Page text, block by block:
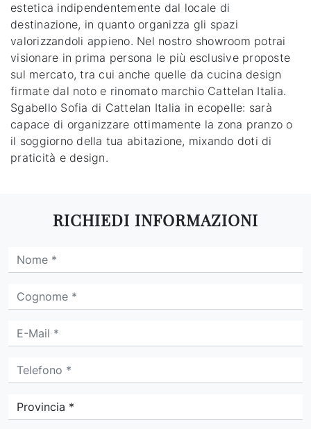
estetica indipendentemente dal locale di
destinazione, in quanto organizza gli spazi
valorizzandoli appieno. Nel nostro showroom potrai
visionare in prima persona le più esclusive proposte
sul mercato, tra cui anche quelle da cucina design
firmate dal noto e rinomato marchio Cattelan Italia.
Sgabello Sofia di Cattelan Italia in ecopelle: sarà
capace di organizzare ottimamente la zona pranzo o
il soggiorno della tua abitazione, mixando doti di
praticità e design.
RICHIEDI INFORMAZIONI